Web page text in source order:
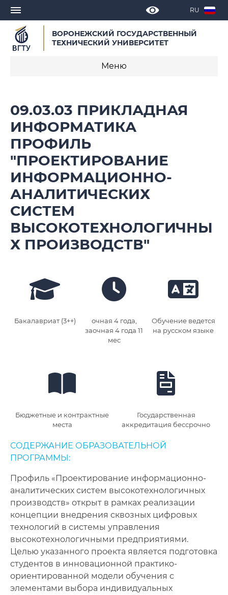
RU
ВОРОНЕЖСКИЙ ГОСУДАРСТВЕННЫЙ
ТЕХНИЧЕСКИЙ УНИВЕРСИТЕТ
Меню
Календарные учебные графики
Нормативное обеспечение
образовательной программы 2022
Нормативное обеспечение
образовательной программы 2023
09.03.03 ПРИКЛАДНАЯ
ИНФОРМАТИКА
ПРОФИЛЬ
"ПРОЕКТИРОВАНИЕ
ИНФОРМАЦИОННО-
АНАЛИТИЧЕСКИХ
СИСТЕМ
ВЫСОКОТЕХНОЛОГИЧНЫ
Х ПРОИЗВОДСТВ"
Бакалавриат (3++)
очная 4 года,
заочная 4 года 11
мес
Обучение ведется
на русском языке
Бюджетные и контрактные
места
Государственная
аккредитация бессрочно
СОДЕРЖАНИЕ ОБРАЗОВАТЕЛЬНОЙ
ПРОГРАММЫ:
Профиль «Проектирование информационно-
аналитических систем высокотехнологичных
производств» открыт в рамках реализации
концепции внедрения сквозных цифровых
технологий в системы управления
высокотехнологичными предприятиями.
Целью указанного проекта является подготовка
студентов в инновационной практико-
ориентированной модели обучения с
элементами выбора индивидуальных